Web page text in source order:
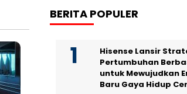
BERITA POPULER
Hisense Lansir
Pertumbuhan
untuk Mewujudkan
Baru Gaya Hidup